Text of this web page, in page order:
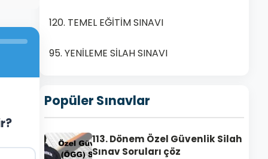
120. TEMEL EĞİTİM SINAVI
95. YENİLEME SİLAH SINAVI
Popüler Sınavlar
113. Dönem Özel Güvenlik Silah
Sınav Soruları çöz